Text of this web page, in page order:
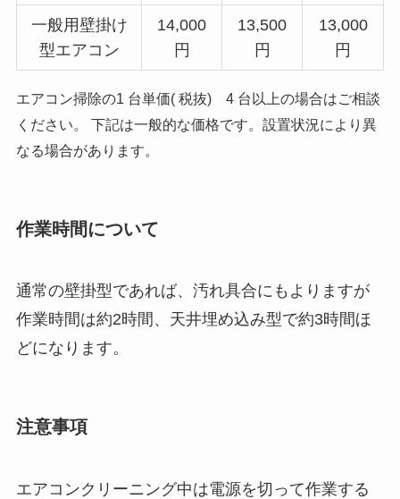
一般用壁掛け
型エアコン
14,000
円
13,500
円
13,000
円
エアコン掃除の1 台単価( 税抜) 4 台以上の場合はご相談
ください。 下記は一般的な価格です。設置状況により異
なる場合があります。
作業時間について
通常の壁掛型であれば、汚れ具合にもよりますが
作業時間は約2時間、天井埋め込み型で約3時間ほ
どになります。
注意事項
エアコンクリーニング中は電源を切って作業する